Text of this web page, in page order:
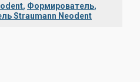
, Формирователь,
Straumann Neodent